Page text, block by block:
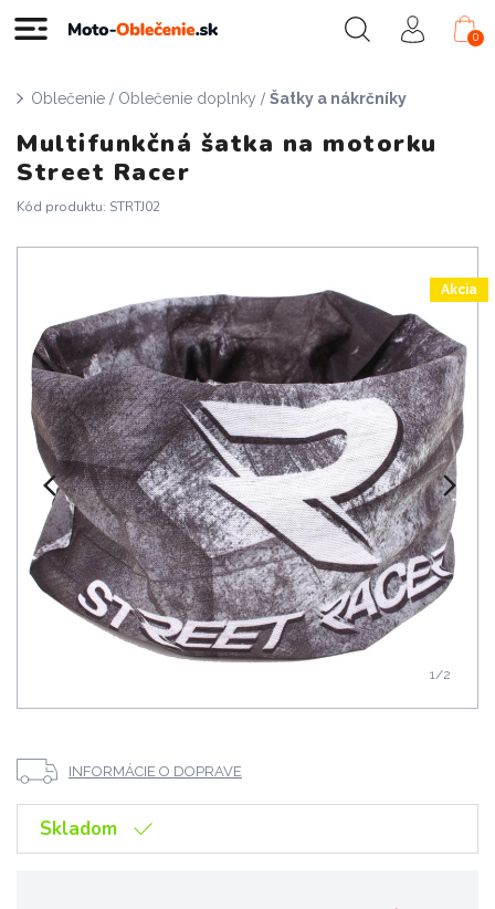
0
Oblečenie / Oblečenie doplnky / Šatky a nákrčníky
Multifunkčná šatka na motorku
Street Racer
Kód produktu: STRTJ02
Akcia
1/2
INFORMÁCIE O DOPRAVE
Skladom